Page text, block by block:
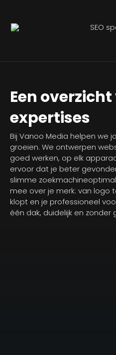
Een
expertises
Bij Vanoo Media helpen we
groeien. We ontwerpen
goed werken, op elk
ervoor dat je beter
slimme
mee over je merk: van logo
klopt en je professioneel
één dak, duidelijk en zonder